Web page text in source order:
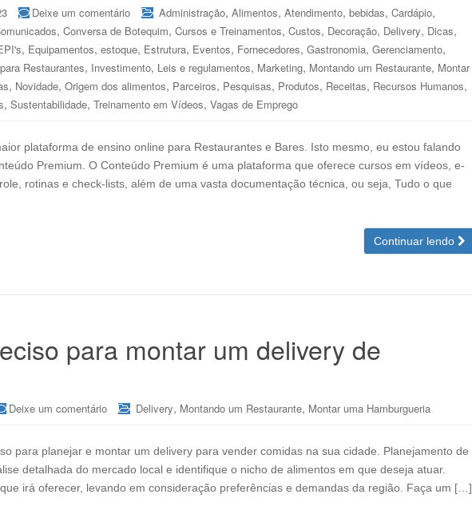
Deixe um comentário Administração, Alimentos, Atendimento, bebidas, Cardápio,
, Conversa de Botequim, Cursos e Treinamentos, Custos, Decoração, Delivery, Dicas,
, Equipamentos, estoque, Estrutura, Eventos, Fornecedores, Gastronomia, Gerenciamento,
Restaurantes, Investimento, Leis e regulamentos, Marketing, Montando um Restaurante, Montar
, Novidade, Origem dos alimentos, Parceiros, Pesquisas, Produtos, Receitas, Recursos Humanos,
, Sustentabilidade, Treinamento em Vídeos, Vagas de Emprego
plataforma de ensino online para Restaurantes e Bares. Isto mesmo, eu estou falando
Premium. O Conteúdo Premium é uma plataforma que oferece cursos em vídeos, e-
rotinas e check-lists, além de uma vasta documentação técnica, ou seja, Tudo o que
Continuar lendo
para montar um delivery de
Deixe um comentário Delivery, Montando um Restaurante, Montar uma Hamburgueria
para planejar e montar um delivery para vender comidas na sua cidade. Planejamento de
detalhada do mercado local e identifique o nicho de alimentos em que deseja atuar.
irá oferecer, levando em consideração preferências e demandas da região. Faça um […]